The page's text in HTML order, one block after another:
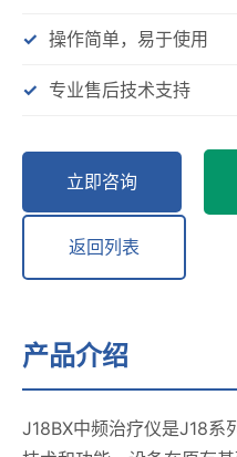
操作简单，易于使用
专业售后技术支持
立即咨询
返回列表
产品介绍
J18BX中频治疗仪是J18系